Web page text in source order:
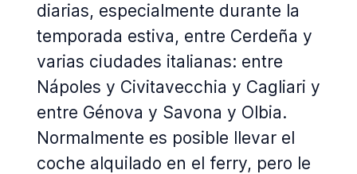
diarias, especialmente durante la
temporada estiva, entre Cerdeña y
varias ciudades italianas: entre
Nápoles y Civitavecchia y Cagliari y
entre Génova y Savona y Olbia.
Normalmente es posible llevar el
coche alquilado en el ferry, pero le